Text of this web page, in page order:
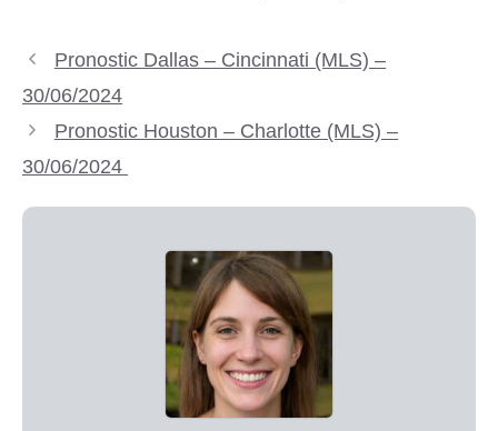
Pronostic Dallas – Cincinnati (MLS) –
30/06/2024
Pronostic Houston – Charlotte (MLS) –
30/06/2024